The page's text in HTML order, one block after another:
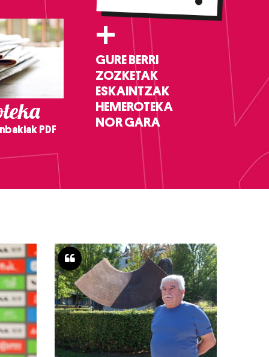
PDF
+
GURE BERRI
ZOZKETAK
ESKAINTZAK
HEMEROTEKA
NOR GARA